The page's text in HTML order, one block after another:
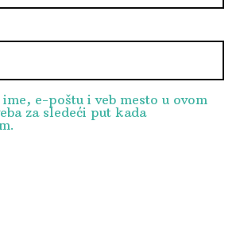
ime, e-poštu i veb mesto u ovom
za sledeći put kada